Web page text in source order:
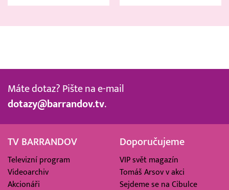
Máte dotaz? Pište na e-mail
dotazy@barrandov.tv.
TV BARRANDOV
Televizní program
Videoarchiv
Akcionáři
Doporučujeme
VIP svět magazín
Tomáš Arsov v akci
Sejdeme se na Cibulce